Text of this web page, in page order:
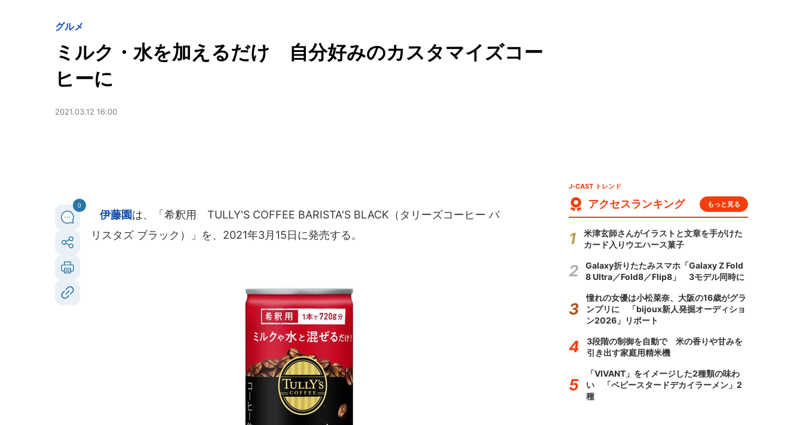
グルメ
ミルク・水を加えるだけ 自分好みのカスタマイズコー
ヒーに
2021.03.12 16:00
0
伊藤園は、「希釈用 TULLY'S COFFEE BARISTA'S BLACK（タリーズコーヒー バ
リスタズ ブラック）」を、2021年3月15日に発売する。
J-CAST トレンド
アクセスランキング もっと見る
米津玄師さんがイラストと文章を手がけた
カード入りウエハース菓子
Galaxy折りたたみスマホ「Galaxy Z Fold
8 Ultra／Fold8／Flip8」 3モデル同時に
憧れの女優は小松菜奈、大阪の16歳がグラ
ンプリに 「bijoux新人発掘オーディショ
ン2026」リポート
3段階の制御を自動で 米の香りや甘みを
引き出す家庭用精米機
「VIVANT」をイメージした2種類の味わ
い 「ベビースタードデカイラーメン」2
種